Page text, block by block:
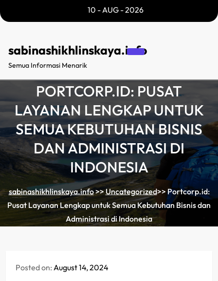
to
10 - AUG - 2026
sabinashikhlinskaya.info
Semua Informasi Menarik
PORTCORP.ID: PUSAT
LAYANAN LENGKAP UNTUK
SEMUA KEBUTUHAN BISNIS
DAN ADMINISTRASI DI
INDONESIA
sabinashikhlinskaya.info>>Uncategorized>> Portcorp.id:
Pusat Layanan Lengkap untuk Semua Kebutuhan Bisnis dan
Administrasi di Indonesia
Posted on: August 14, 2024